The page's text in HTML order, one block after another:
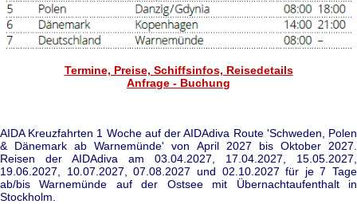
Termine, Preise, Schiffsinfos, Reisedetails
Anfrage - Buchung
AIDA Kreuzfahrten 1 Woche auf der AIDAdiva Route 'Schweden, Polen
& Dänemark ab Warnemünde' von April 2027 bis Oktober 2027.
Reisen der AIDAdiva am 03.04.2027, 17.04.2027, 15.05.2027,
19.06.2027, 10.07.2027, 07.08.2027 und 02.10.2027 für je 7 Tage
ab/bis Warnemünde auf der Ostsee mit Übernachtaufenthalt in
Stockholm.